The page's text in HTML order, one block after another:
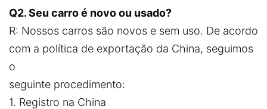
Q2. Seu carro é novo ou usado?
R: Nossos carros são novos e sem uso. De acordo
com a política de exportação da China, seguimos
o
seguinte procedimento:
1. Registro na China